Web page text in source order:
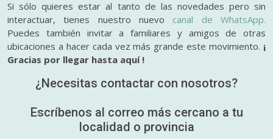
Si sólo quieres estar al tanto de las novedades pero sin
interactuar, tienes nuestro nuevo canal de WhatsApp.
Puedes también invitar a familiares y amigos de otras
ubicaciones a hacer cada vez más grande este movimiento. ¡
Gracias por llegar hasta aquí !
¿Necesitas contactar con nosotros?
Escríbenos al correo más cercano a tu
localidad o provincia